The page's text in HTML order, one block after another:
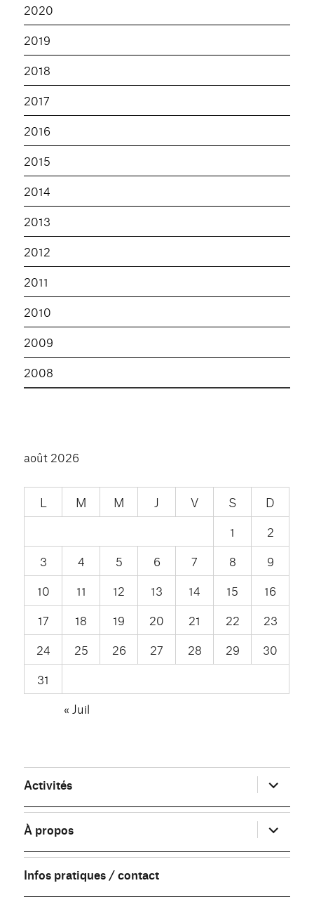
2020
2019
2018
2017
2016
2015
2014
2013
2012
2011
2010
2009
2008
août 2026
L M M J V S
D
1
2
3
4 5 6 7 8
9
10
11 12 13 14 15
16
17
18 19 20 21 22
23
24
25 26 27 28 29
30
31
« Juil
Activités ouvrir
le
sous-
menu
À propos
ouvrir
le
sous-
menu
Infos pratiques / contact